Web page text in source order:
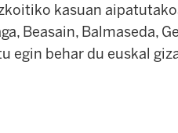
kasuan
Beasain, Balmaseda,
egin behar du euskal